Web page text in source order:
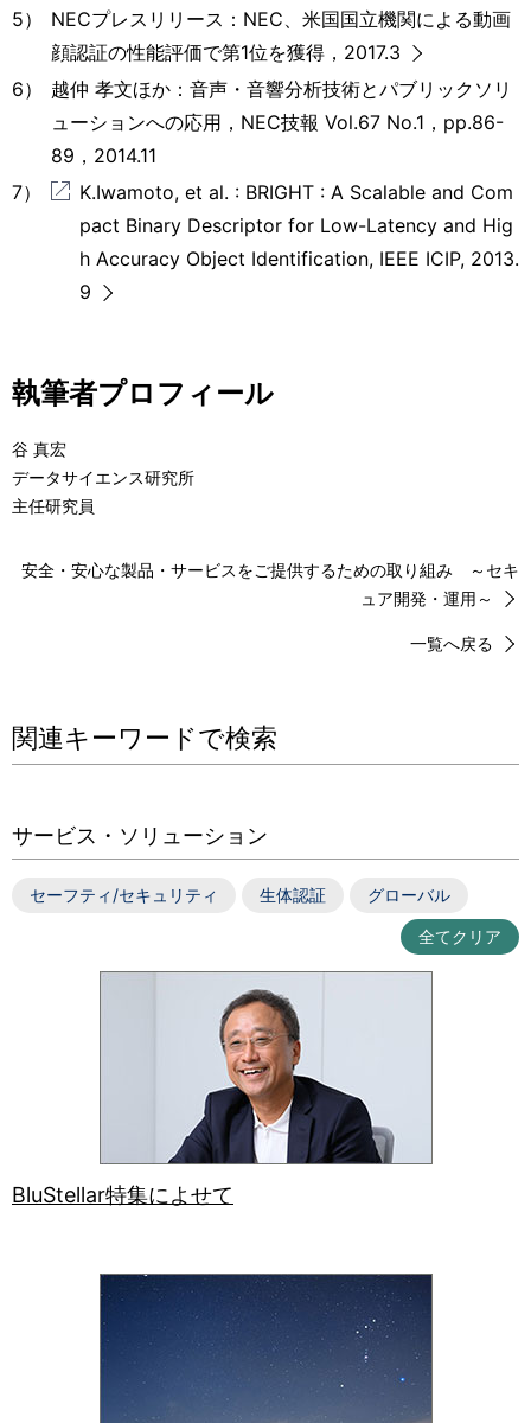
5）
NECプレスリリース：NEC、米国国立機関による動画
顔認証の性能評価で第1位を獲得，2017.3
6）
越仲 孝文ほか：音声・音響分析技術とパブリックソリ
ューションへの応用，NEC技報 Vol.67 No.1，pp.86-
89，2014.11
7）
K.Iwamoto, et al. : BRIGHT : A Scalable and Com
pact Binary Descriptor for Low-Latency and Hig
h Accuracy Object Identification, IEEE ICIP, 2013.
9
執筆者プロフィール
谷 真宏
データサイエンス研究所
主任研究員
安全・安心な製品・サービスをご提供するための取り組み ～セキ
ュア開発・運用～
一覧へ戻る
関連キーワードで検索
サービス・ソリューション
セーフティ/セキュリティ 生体認証 グローバル
全てクリア
BluStellar特集によせて